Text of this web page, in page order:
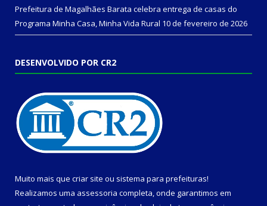
Prefeitura de Magalhães Barata celebra entrega de casas do
Programa Minha Casa, Minha Vida Rural 10 de fevereiro de 2026
DESENVOLVIDO POR CR2
Muito mais que criar site ou sistema para prefeituras!
Realizamos uma assessoria completa, onde garantimos em